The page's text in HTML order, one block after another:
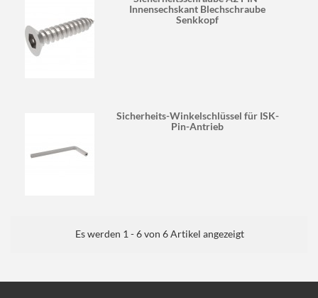
Innensechskant Blechschraube
Senkkopf
Sicherheits-Winkelschlüssel für ISK-
Pin-Antrieb
Es werden 1 - 6 von 6 Artikel angezeigt